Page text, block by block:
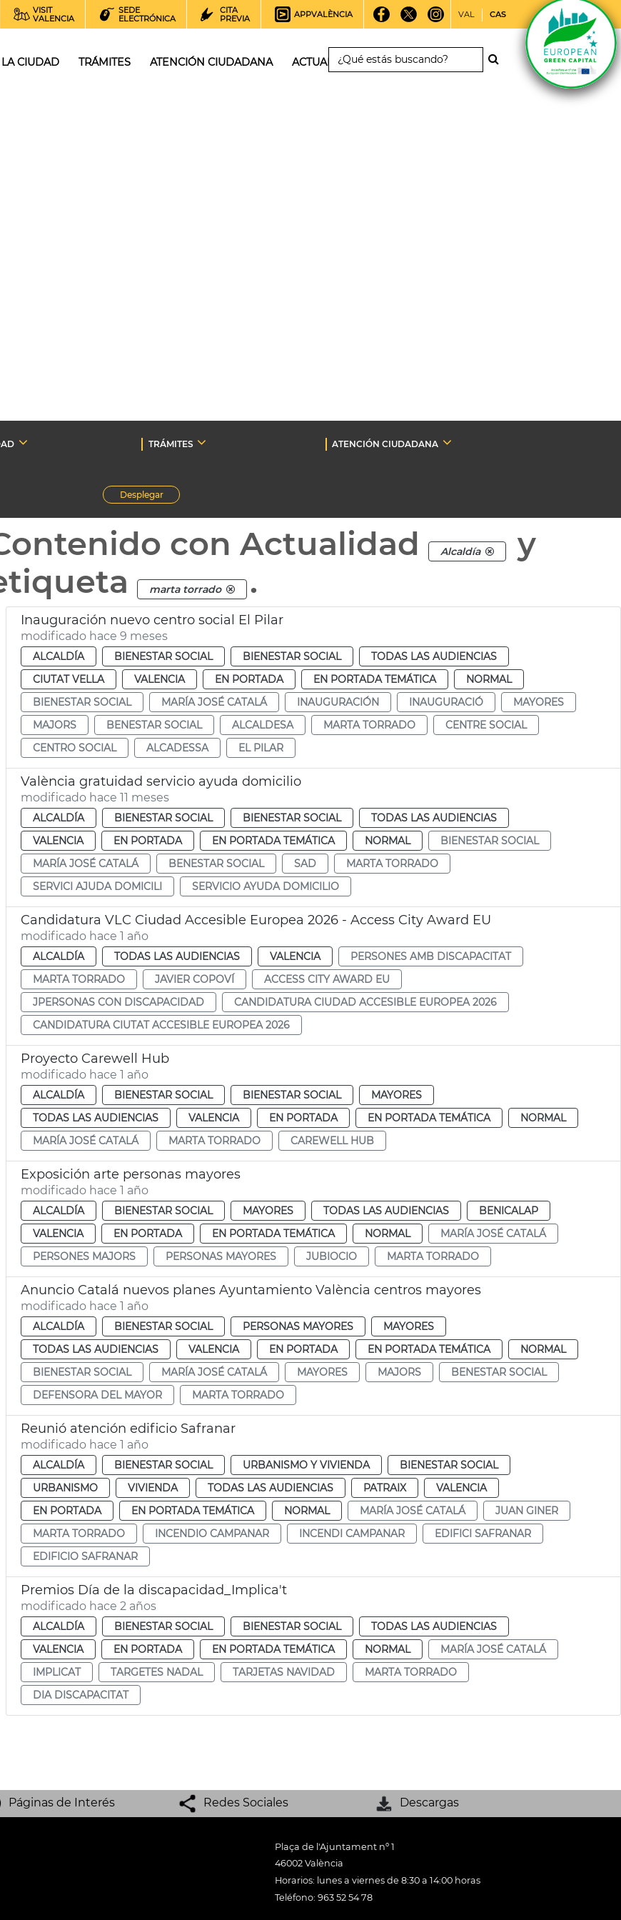
VISIT
VALENCIA
SEDE
ELECTRÓNICA
CITA
PREVIA
APPVALÈNCIA VAL CAS
LA CIUDAD TRÁMITES ATENCIÓN CIUDADANA ACTUALIDAD
TRÁMITES
ATENCIÓN CIUDADANA
Desplegar
con Actualidad Alcaldía
y
marta torrado .
Inauguración nuevo centro social El Pilar
modificado hace 9 meses
ALCALDÍA BIENESTAR SOCIAL BIENESTAR SOCIAL
TODAS LAS AUDIENCIAS
CIUTAT VELLA
VALENCIA EN PORTADA EN PORTADA TEMÁTICA
NORMAL
BIENESTAR SOCIAL
MARÍA JOSÉ CATALÁ INAUGURACIÓN INAUGURACIÓ
MAYORES
MAJORS
BENESTAR SOCIAL ALCALDESA MARTA TORRADO
CENTRE SOCIAL
CENTRO SOCIAL
ALCADESSA EL PILAR
València gratuidad servicio ayuda domicilio
modificado hace 11 meses
ALCALDÍA BIENESTAR SOCIAL BIENESTAR SOCIAL
TODAS LAS AUDIENCIAS
VALENCIA
EN PORTADA EN PORTADA TEMÁTICA NORMAL
BIENESTAR SOCIAL
MARÍA JOSÉ CATALÁ
BENESTAR SOCIAL SAD
MARTA TORRADO
SERVICI AJUDA DOMICILI
SERVICIO AYUDA DOMICILIO
Candidatura VLC Ciudad Accesible Europea 2026 - Access City Award EU
modificado hace 1 año
ALCALDÍA TODAS LAS AUDIENCIAS VALENCIA
PERSONES AMB DISCAPACITAT
MARTA TORRADO
JAVIER COPOVÍ
ACCESS CITY AWARD EU
JPERSONAS CON DISCAPACIDAD
CANDIDATURA CIUDAD ACCESIBLE EUROPEA 2026
CANDIDATURA CIUTAT ACCESIBLE EUROPEA 2026
Proyecto Carewell Hub
modificado hace 1 año
ALCALDÍA BIENESTAR SOCIAL BIENESTAR SOCIAL
MAYORES
TODAS LAS AUDIENCIAS
VALENCIA EN PORTADA EN PORTADA TEMÁTICA
NORMAL
MARÍA JOSÉ CATALÁ
MARTA TORRADO CAREWELL HUB
Exposición arte personas mayores
modificado hace 1 año
ALCALDÍA BIENESTAR SOCIAL MAYORES TODAS LAS AUDIENCIAS
BENICALAP
VALENCIA
EN PORTADA EN PORTADA TEMÁTICA NORMAL
MARÍA JOSÉ CATALÁ
PERSONES MAJORS
PERSONAS MAYORES JUBIOCIO MARTA TORRADO
Anuncio Catalá nuevos planes Ayuntamiento València centros mayores
modificado hace 1 año
ALCALDÍA BIENESTAR SOCIAL PERSONAS MAYORES
MAYORES
TODAS LAS AUDIENCIAS
VALENCIA EN PORTADA EN PORTADA TEMÁTICA
NORMAL
BIENESTAR SOCIAL
MARÍA JOSÉ CATALÁ MAYORES MAJORS
BENESTAR SOCIAL
DEFENSORA DEL MAYOR
MARTA TORRADO
Reunió atención edificio Safranar
modificado hace 1 año
ALCALDÍA BIENESTAR SOCIAL URBANISMO Y VIVIENDA
BIENESTAR SOCIAL
URBANISMO
VIVIENDA TODAS LAS AUDIENCIAS PATRAIX
VALENCIA
EN PORTADA
EN PORTADA TEMÁTICA NORMAL MARÍA JOSÉ CATALÁ
JUAN GINER
MARTA TORRADO
INCENDIO CAMPANAR INCENDI CAMPANAR
EDIFICI SAFRANAR
EDIFICIO SAFRANAR
Premios Día de la discapacidad_Implica't
modificado hace 2 años
ALCALDÍA BIENESTAR SOCIAL BIENESTAR SOCIAL
TODAS LAS AUDIENCIAS
VALENCIA
EN PORTADA EN PORTADA TEMÁTICA NORMAL
MARÍA JOSÉ CATALÁ
IMPLICAT
TARGETES NADAL TARJETAS NAVIDAD
MARTA TORRADO
DIA DISCAPACITAT
Páginas de Interés Redes Sociales Descargas
Plaça de l'Ajuntament nº 1
46002 València
Horarios: lunes a viernes de 8:30 a 14:00 horas
Teléfono: 963 52 54 78